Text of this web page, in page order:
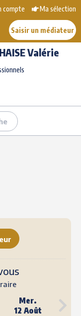
compte Ma sélection
Saisir un médiateur
Valérie
Mer.
12 Août